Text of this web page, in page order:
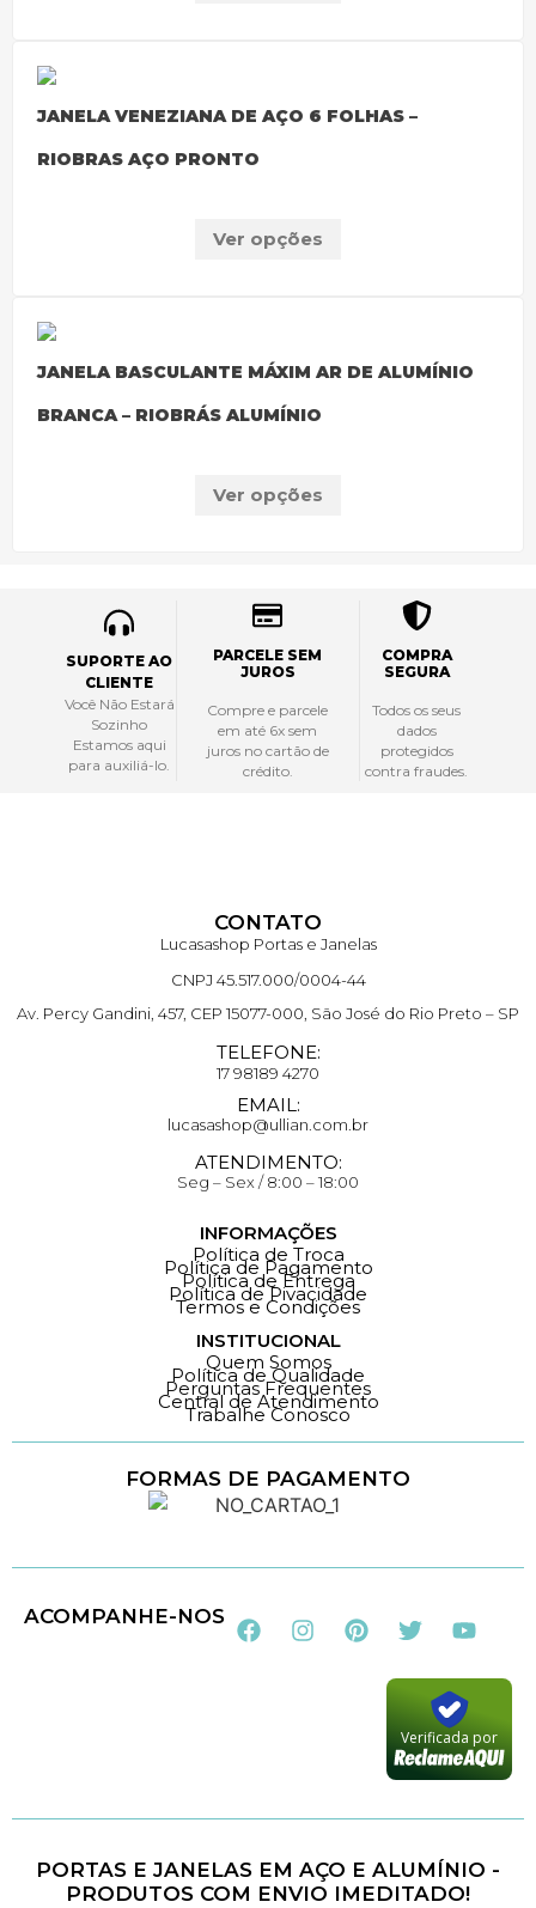
JANELA VENEZIANA DE AÇO 6 FOLHAS –
RIOBRAS AÇO PRONTO
Ver opções
JANELA BASCULANTE MÁXIM AR DE ALUMÍNIO
BRANCA – RIOBRÁS ALUMÍNIO
Ver opções
SUPORTE AO
CLIENTE
Você Não Estará
Sozinho
Estamos aqui
para auxiliá-lo.
PARCELE SEM
JUROS
Compre e parcele
em até 6x sem
juros no cartão de
crédito.
COMPRA
SEGURA
Todos os seus
dados
protegidos
contra fraudes.
CONTATO
Lucasashop Portas e Janelas
CNPJ 45.517.000/0004-44
Av. Percy Gandini, 457, CEP 15077-000, São José do Rio Preto – SP
TELEFONE:
17 98189 4270
EMAIL:
lucasashop@ullian.com.br
ATENDIMENTO:
Seg – Sex / 8:00 – 18:00
INFORMAÇÕES
Política de Troca
Política de Pagamento
Política de Entrega
Política de Pivacidade
Termos e Condições
INSTITUCIONAL
Quem Somos
Política de Qualidade
Perguntas Frequentes
Central de Atendimento
Trabalhe Conosco
FORMAS DE PAGAMENTO
ACOMPANHE-NOS
Verificada por
PORTAS E JANELAS EM AÇO E ALUMÍNIO -
PRODUTOS COM ENVIO IMEDITADO!